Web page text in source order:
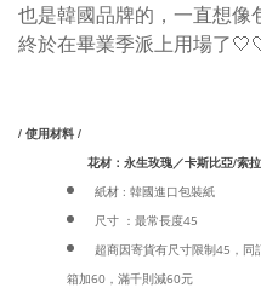
也是韓國品牌的，一直想像
終於在畢業季派上用場了
/ 使用材料 /
花材：永生玫瑰／卡斯比亞/索拉花/
紙材 : 韓國進口包裝紙
尺寸 ：最常長度45
超商因寄貨有尺寸限制45，
箱加60，滿千則減60元